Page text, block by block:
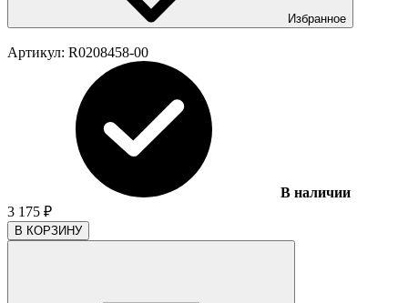
Избранное
Артикул: R0208458-00
В наличии
3 175 ₽
В КОРЗИНУ